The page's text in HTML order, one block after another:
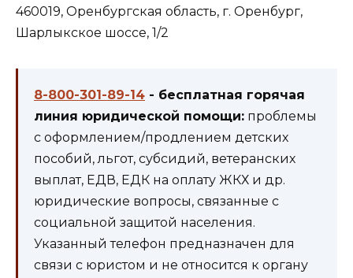
460019, Оренбургская область, г. Оренбург,
Шарлыкское шоссе, 1/2
8-800-301-89-14 - бесплатная горячая
линия юридической помощи: проблемы
с оформлением/продлением детских
пособий, льгот, субсидий, ветеранских
выплат, ЕДВ, ЕДК на оплату ЖКХ и др.
юридические вопросы, связанные с
социальной защитой населения.
Указанный телефон предназначен для
связи с юристом и не относится к органу